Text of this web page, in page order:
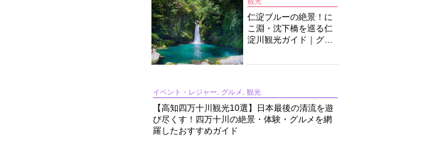
仁淀ブルーの絶景！に
こ淵・沈下橋を巡る仁
淀川観光ガイド｜グル
イベント・レジャー, グルメ, 観光
【高知四万十川観光10選】日本最後の清流を遊
び尽くす！四万十川の絶景・体験・グルメを網
羅したおすすめガイド